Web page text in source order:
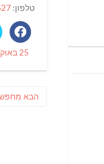
טלפון:
Posted
25 באוקטובר 2020
הבא פוסט
מחפש